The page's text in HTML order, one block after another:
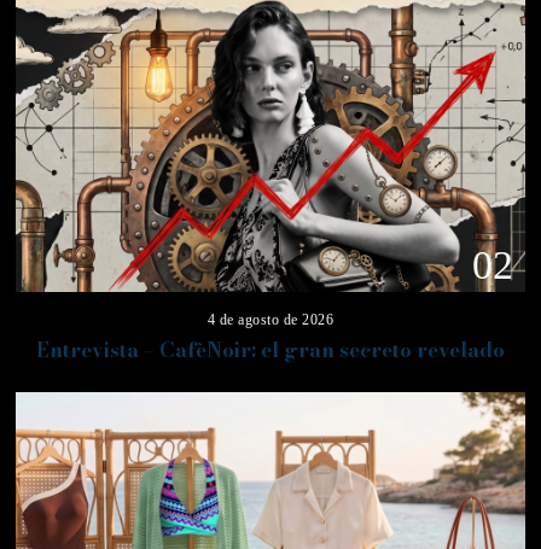
02
4 de agosto de 2026
Entrevista – CafèNoir: el gran secreto revelado